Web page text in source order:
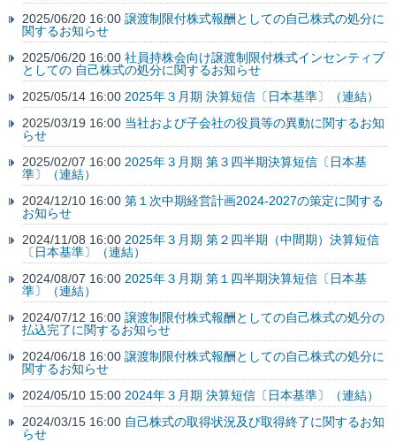
2025/06/20 16:00 譲渡制限付株式報酬としての自己株式の処分に
関するお知らせ
2025/06/20 16:00 社員持株会向け譲渡制限付株式インセンティブ
としての 自己株式の処分に関するお知らせ
2025/05/14 16:00 2025年３月期 決算短信〔日本基準〕（連結）
2025/03/19 16:00 当社および子会社の役員等の異動に関するお知
らせ
2025/02/07 16:00 2025年３月期 第３四半期決算短信〔日本基
準〕（連結）
2024/12/10 16:00 第１次中期経営計画2024-2027の策定に関する
お知らせ
2024/11/08 16:00 2025年３月期 第２四半期（中間期）決算短信
〔日本基準〕（連結）
2024/08/07 16:00 2025年３月期 第１四半期決算短信〔日本基
準〕（連結）
2024/07/12 16:00 譲渡制限付株式報酬としての自己株式の処分の
払込完了に関するお知らせ
2024/06/18 16:00 譲渡制限付株式報酬としての自己株式の処分に
関するお知らせ
2024/05/10 15:00 2024年３月期 決算短信〔日本基準〕（連結）
2024/03/15 16:00 自己株式の取得状況及び取得終了に関するお知
らせ